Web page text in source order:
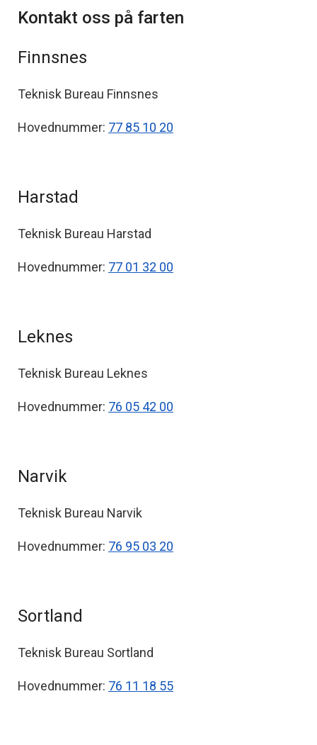
Kontakt oss på farten
Finnsnes
Teknisk Bureau Finnsnes
Hovednummer: 77 85 10 20
Harstad
Teknisk Bureau Harstad
Hovednummer: 77 01 32 00
Leknes
Teknisk Bureau Leknes
Hovednummer: 76 05 42 00
Narvik
Teknisk Bureau Narvik
Hovednummer: 76 95 03 20
Sortland
Teknisk Bureau Sortland
Hovednummer: 76 11 18 55